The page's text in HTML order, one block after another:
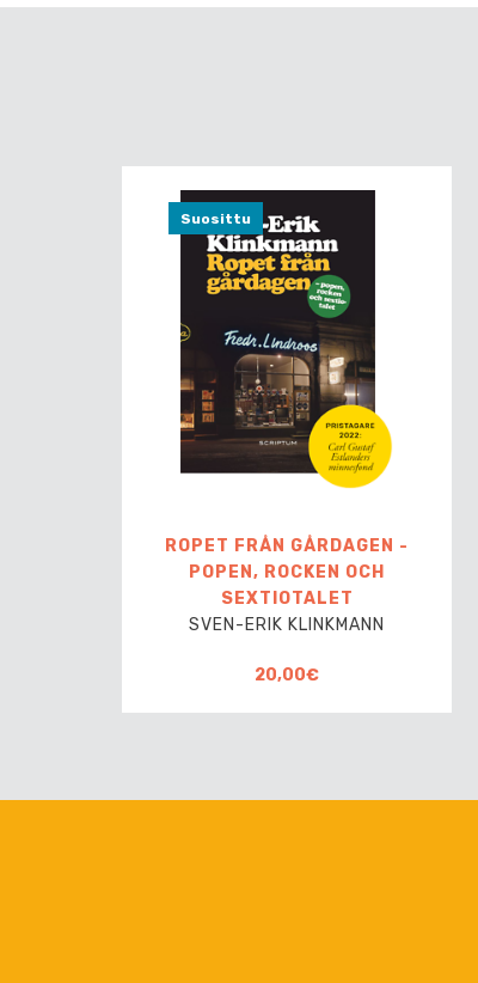
Suosittu
ROPET FRÅN GÅRDAGEN -
POPEN, ROCKEN OCH
SEXTIOTALET
SVEN-ERIK KLINKMANN
20,00€